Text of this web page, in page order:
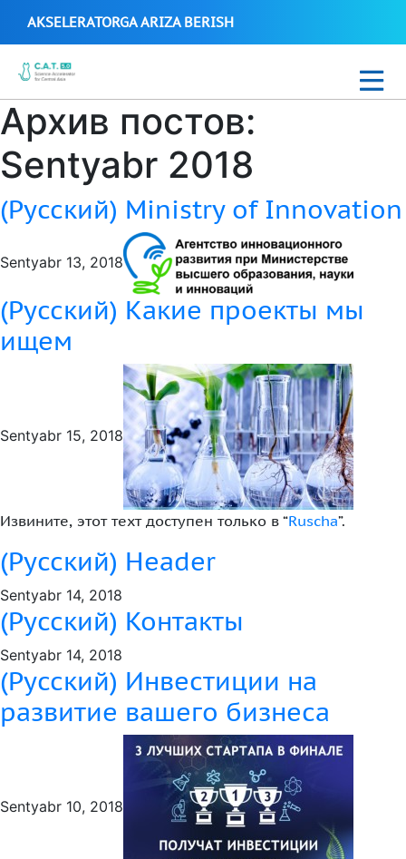
AKSELERATORGA ARIZA BERISH
Yangiliklar
C.A.T. Science Biotech 2021
C.A.T. Science Accelerator Стартаплари
Русский
+99897 700 16 38
+99890 319 23 51
Инструмент диагностики ИС ВОИС
Архив постов:
Sentyabr 2018
(Русский) Ministry of Innovation
Sentyabr 13, 2018
(Русский) Какие проекты мы
ищем
Sentyabr 15, 2018
Извините, этот техт доступен только в “Ruscha”.
(Русский) Header
Sentyabr 14, 2018
(Русский) Контакты
Sentyabr 14, 2018
(Русский) Инвестиции на
развитие вашего бизнеса
Sentyabr 10, 2018